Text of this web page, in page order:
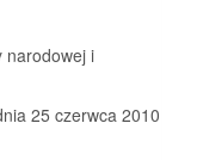
narodowej i
25 czerwca 2010